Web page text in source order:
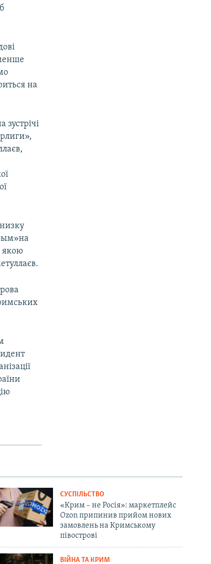
на
якою
СУСПІЛЬСТВО
«Крим – не Росія»: маркетплейс
Ozon припинив прийом нових
замовлень на Кримському
півострові
ВІЙНА ТА КРИМ